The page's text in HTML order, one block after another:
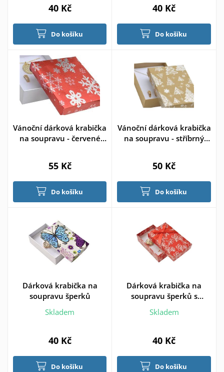
40 Kč
Do košíku
40 Kč
Do košíku
Vánoční dárková krabička
na soupravu - červené
55 Kč
Do košíku
Vánoční dárková krabička
na soupravu - stříbrný
50 Kč
Do košíku
Dárková krabička na
soupravu šperků
Skladem
40 Kč
Do košíku
Dárková krabička na
soupravu šperků s
kytičkami, červená
Skladem
40 Kč
Do košíku